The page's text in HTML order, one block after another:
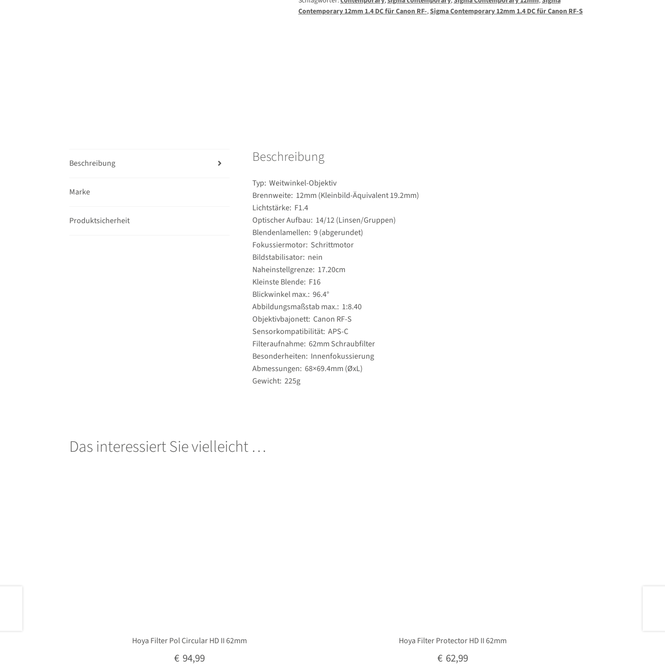
Canon
Contemporary 12mm 1.4 DC für Canon RF-,Sigma Contemporary 12mm 1.4 DC für Canon RF-S
Beschreibung
Marke
Produktsicherheit
Beschreibung
Typ: Weitwinkel-Objektiv
Brennweite: 12mm (Kleinbild-Äquivalent 19.2mm)
Lichtstärke: F1.4
Optischer Aufbau: 14/​12 (Linsen/​Gruppen)
Blendenlamellen: 9 (abgerundet)
Fokussiermotor: Schrittmotor
Bildstabilisator: nein
Naheinstellgrenze: 17.20cm
Kleinste Blende: F16
Blickwinkel max.: 96.4°
Abbildungsmaßstab max.: 1:8.40
Objektivbajonett: Canon RF-S
Sensorkompatibilität: APS-C
Filteraufnahme: 62mm Schraubfilter
Besonderheiten: Innenfokussierung
Abmessungen: 68×69.4mm (ØxL)
Gewicht: 225g
Das interessiert Sie vielleicht …
Hoya Filter Pol Circular HD II 62mm
€ 94,99
Hoya Filter Protector HD II 62mm
€ 62,99